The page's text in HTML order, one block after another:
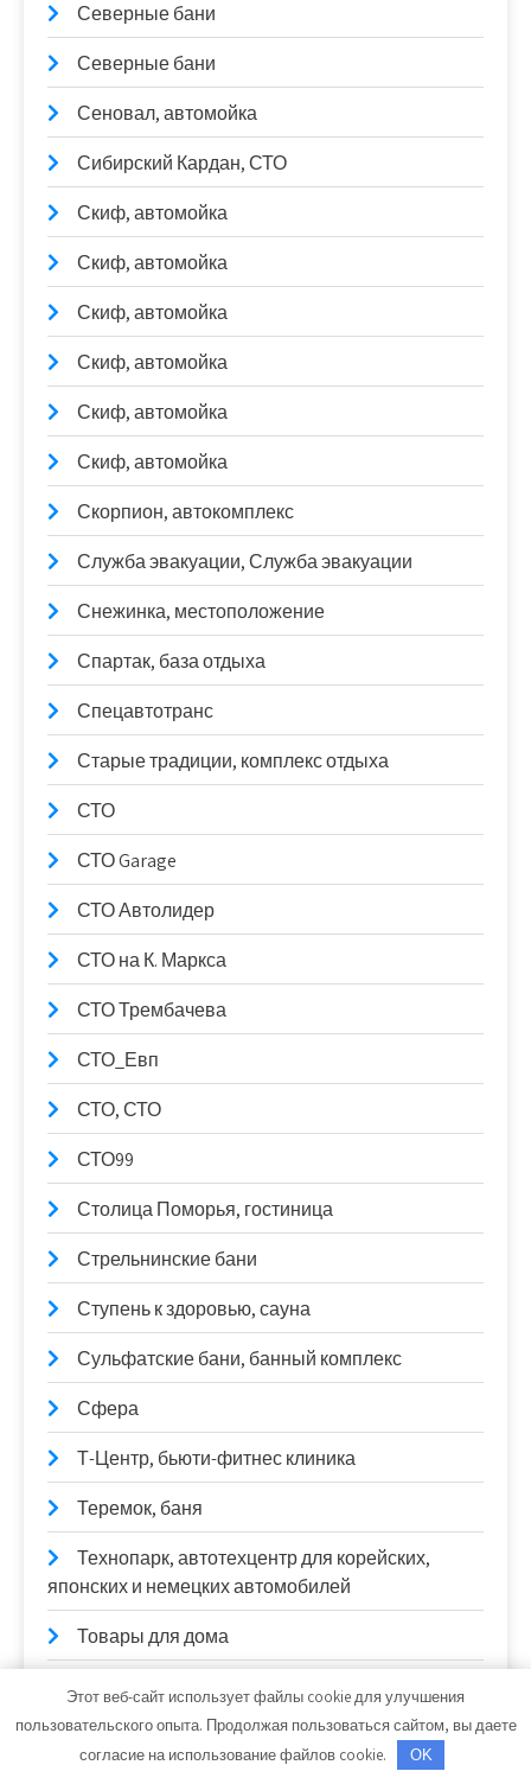
Северные бани
Северные бани
Сеновал, автомойка
Сибирский Кардан, СТО
Скиф, автомойка
Скиф, автомойка
Скиф, автомойка
Скиф, автомойка
Скиф, автомойка
Скиф, автомойка
Скорпион, автокомплекс
Служба эвакуации, Служба эвакуации
Снежинка, местоположение
Спартак, база отдыха
Спецавтотранс
Старые традиции, комплекс отдыха
СТО
СТО Garage
СТО Автолидер
СТО на К. Маркса
СТО Трембачева
СТО_Евп
СТО, СТО
СТО99
Столица Поморья, гостиница
Стрельнинские бани
Ступень к здоровью, сауна
Сульфатские бани, банный комплекс
Сфера
Т-Центр, бьюти-фитнес клиника
Теремок, баня
Технопарк, автотехцентр для корейских,
японских и немецких автомобилей
Товары для дома
Торгшина, магазин, шиномонтажная
Торопов-Авто
Этот веб-сайт использует файлы cookie для улучшения
пользовательского опыта. Продолжая пользоваться сайтом, вы даете
согласие на использование файлов cookie.
OK